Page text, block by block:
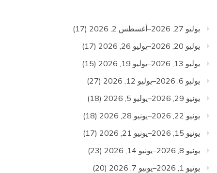
يوليو 27, 2026–أغسطس 2, 2026
(17)
يوليو 20, 2026–يوليو 26, 2026
(17)
يوليو 13, 2026–يوليو 19, 2026
(15)
يوليو 6, 2026–يوليو 12, 2026
(27)
يونيو 29, 2026–يوليو 5, 2026
(18)
يونيو 22, 2026–يونيو 28, 2026
(18)
يونيو 15, 2026–يونيو 21, 2026
(17)
يونيو 8, 2026–يونيو 14, 2026
(23)
يونيو 1, 2026–يونيو 7, 2026
(20)